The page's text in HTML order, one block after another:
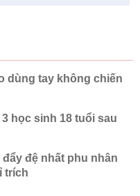
dùng tay không chiến
học sinh 18 tuổi sau
đệ nhất phu nhân
trích